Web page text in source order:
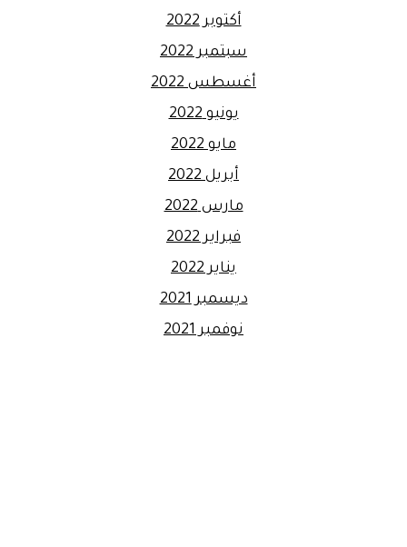
أكتوبر 2022
سبتمبر 2022
أغسطس 2022
يونيو 2022
مايو 2022
أبريل 2022
مارس 2022
فبراير 2022
يناير 2022
ديسمبر 2021
نوفمبر 2021